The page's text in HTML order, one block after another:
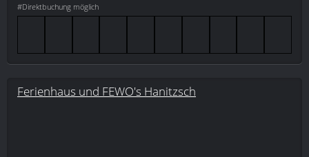
#Direktbuchung möglich
Ferienhaus und FEWO's Hanitzsch